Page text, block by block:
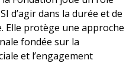
d’agir dans la durée et de
Elle protège une approche
fondée sur la
et l’engagement